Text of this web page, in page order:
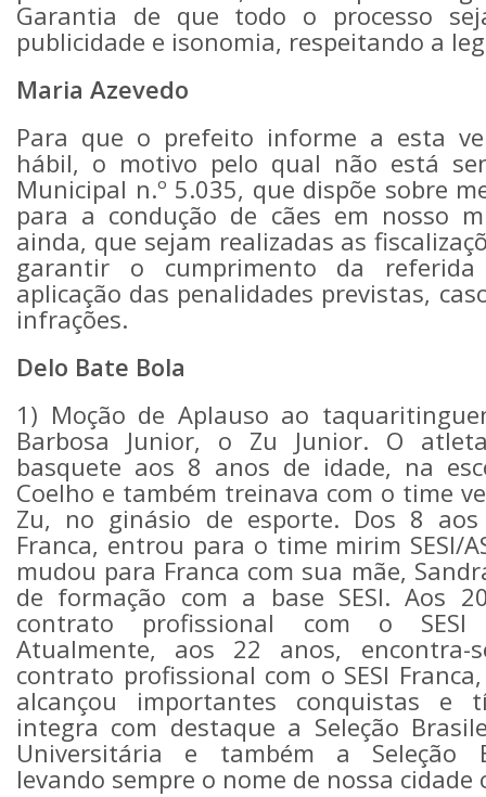
Garantia de que todo o processo
publicidade e isonomia, respeitando a
Maria Azevedo
Para que o prefeito informe a esta
hábil, o motivo pelo qual não está
Municipal n.º 5.035, que dispõe sobre
para a condução de cães em nosso
ainda, que sejam realizadas as
garantir o cumprimento da
aplicação das penalidades previstas,
infrações.
Delo Bate Bola
1) Moção de Aplauso ao
Barbosa Junior, o Zu Junior. O
basquete aos 8 anos de idade, na
Coelho e também treinava com o time
Zu, no ginásio de esporte. Dos 8
Franca, entrou para o time mirim SESI/
mudou para Franca com sua mãe,
de formação com a base SESI. Aos
contrato profissional com o SESI
Atualmente, aos 22 anos,
contrato profissional com o SESI
alcançou importantes conquistas e
integra com destaque a Seleção
Universitária e também a Seleção
levando sempre o nome de nossa cidade